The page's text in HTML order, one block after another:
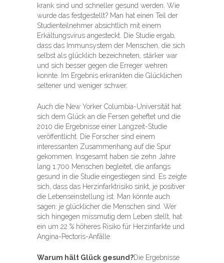
krank sind und schneller gesund werden. Wie
wurde das festgestellt? Man hat einen Teil der
Studienteilnehmer absichtlich mit einem
Erkältungsvirus angesteckt. Die Studie ergab,
dass das Immunsystem der Menschen, die sich
selbst als glücklich bezeichneten, stärker war
und sich besser gegen die Erreger wehren
konnte. Im Ergebnis erkrankten die Glücklichen
seltener und weniger schwer.
Auch die New Yorker Columbia-Universität hat
sich dem Glück an die Fersen geheftet und die
2010 die Ergebnisse einer Langzeit-Studie
veröffentlicht. Die Forscher sind einem
interessanten Zusammenhang auf die Spur
gekommen. Insgesamt haben sie zehn Jahre
lang 1.700 Menschen begleitet, die anfangs
gesund in die Studie eingestiegen sind. Es zeigte
sich, dass das Herzinfarktrisiko sinkt, je positiver
die Lebenseinstellung ist. Man könnte auch
sagen: je glücklicher die Menschen sind. Wer
sich hingegen missmutig dem Leben stellt, hat
ein um 22 % höheres Risiko für Herzinfarkte und
Angina-Pectoris-Anfälle.
Warum hält Glück gesund?Die Ergebnisse